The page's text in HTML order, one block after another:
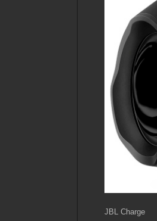
JBL Charge